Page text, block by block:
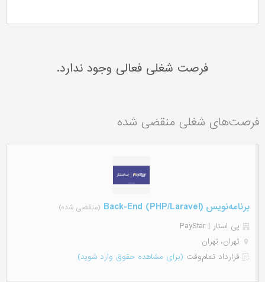
فرصت شغلی فعالی وجود ندارد.
فرصت‌های شغلی منقضی شده
برنامه‌نویس (Back-End (PHP/Laravel (منقضی شده)
پی استار | PayStar
تهران، تهران
قرارداد تمام‌وقت (برای مشاهده حقوق وارد شوید)